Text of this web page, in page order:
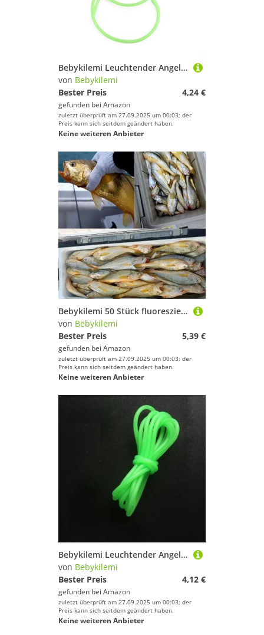
Bebykilemi Leuchtender Angelschlauch, leuchtet im Dunkeln, PVC-Leinenschutz, Nachtangeln, Vorfachschlauch, Tiefsee-Lockstoff, Drahtseil, ID, 0,8–2 mm, Terminal-Ausrüstung (1,5 mm x 1 m)
von Bebykilemi
Bester Preis
4,24 €
gefunden bei Amazon
zuletzt überprüft am 27.09.2025 um 00:03; der
Preis kann sich seitdem geändert haben.
Keine weiteren Anbieter
Bebykilemi 50 Stück fluoreszierende Angelhaken aus Karbonstahl, mit Widerhaken, Karpfenhaken, Meeresangeln, Einzelhaken, Grobangeln, Angelausrüstung (1–0#)
von Bebykilemi
Bester Preis
5,39 €
gefunden bei Amazon
zuletzt überprüft am 27.09.2025 um 00:03; der
Preis kann sich seitdem geändert haben.
Keine weiteren Anbieter
Bebykilemi Leuchtender Angelschlauch, leuchtet im Dunkeln, PVC-Schnurschutz, Nachtangeln, Vorfachschlauch, Tiefsee-Lockstoff, Drahtseil, ID, 0,8–2 mm, Terminal-Ausrüstung (0,8 mm x 1,5 m)
von Bebykilemi
Bester Preis
4,12 €
gefunden bei Amazon
zuletzt überprüft am 27.09.2025 um 00:03; der
Preis kann sich seitdem geändert haben.
Keine weiteren Anbieter